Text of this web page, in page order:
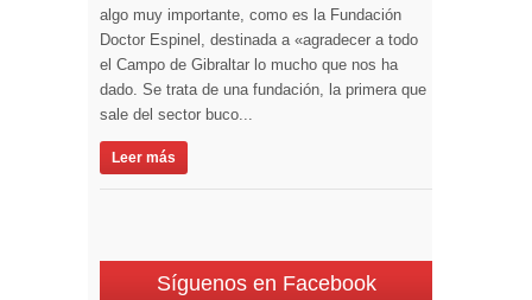
algo muy importante, como es la Fundación
Doctor Espinel, destinada a «agradecer a todo
el Campo de Gibraltar lo mucho que nos ha
dado. Se trata de una fundación, la primera que
sale del sector buco...
Leer más
Síguenos en Facebook